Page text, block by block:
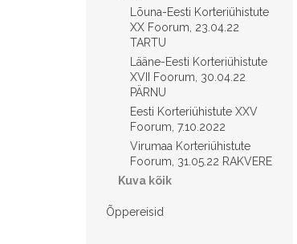
Lõuna-Eesti Korteriühistute
XX Foorum, 23.04.22
TARTU
Lääne-Eesti Korteriühistute
XVII Foorum, 30.04.22
PÄRNU
Eesti Korteriühistute XXV
Foorum, 7.10.2022
Virumaa Korteriühistute
Foorum, 31.05.22 RAKVERE
Kuva kõik
Õppereisid